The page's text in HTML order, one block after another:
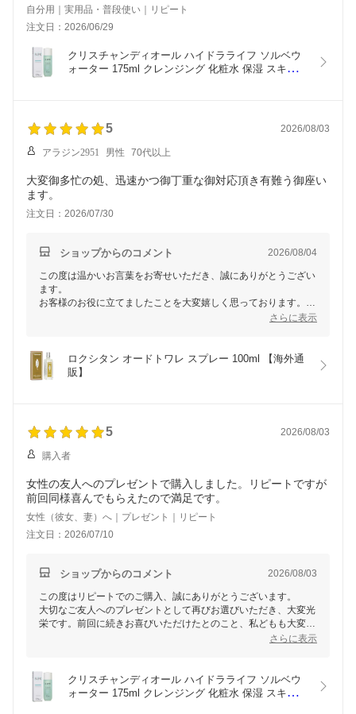
自分用｜実用品・普段使い｜リピート
注文日：2026/06/29
クリスチャンディオール ハイドラライフ ソルベウ
ォーター 175ml クレンジング 化粧水 保湿 スキンケ
5 2026/08/03
アラジン2951 男性 70代以上
大変御多忙の処、迅速かつ御丁重な御対応頂き有難う御座い
ます。
注文日：2026/07/30
ショップからのコメント 2026/08/04
この度は温かいお言葉をお寄せいただき、誠にありがとうござい
ます。
お客様のお役に立てましたことを大変嬉しく思っております。
今後も安心してお買い物いただけるよう、丁寧で迅速な対応を心
さらに表示
ロクシタン オードトワレ スプレー 100ml 【海外通
販】
5 2026/08/03
購入者
女性の友人へのプレゼントで購入しました。リピートですが
前回同様喜んでもらえたので満足です。
女性（彼女、妻）へ｜プレゼント｜リピート
注文日：2026/07/10
ショップからのコメント 2026/08/03
この度はリピートでのご購入、誠にありがとうございます。
大切なご友人へのプレゼントとして再びお選びいただき、大変光
栄です。前回に続きお喜びいただけたとのこと、私どもも大変嬉
しく思います。今後もご満足いただける商品とサービスをお届け
さらに表示
クリスチャンディオール ハイドラライフ ソルベウ
ォーター 175ml クレンジング 化粧水 保湿 スキンケ